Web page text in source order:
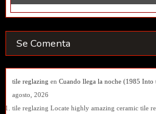
Se Comenta
tile reglazing en Cuando llega la noche (1985 Into
agosto, 2026
tile reglazing Locate highly amazing ceramic tile